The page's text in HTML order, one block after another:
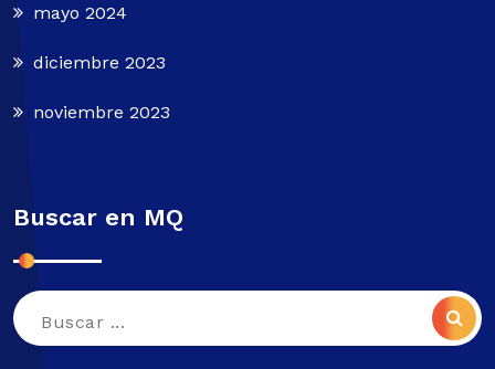
mayo 2024
diciembre 2023
noviembre 2023
Buscar en MQ
Buscar: